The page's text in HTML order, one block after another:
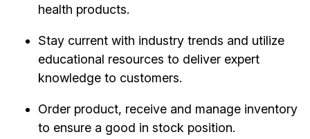
health products.
Stay current with industry trends and utilize
educational resources to deliver expert
knowledge to customers.
Order product, receive and manage inventory
to ensure a good in stock position.